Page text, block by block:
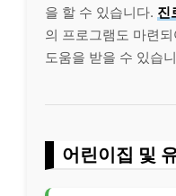
을 할 수 있습니다. 진
의 프로그램도 마련
도움을 받을 수 있습
어린이집 및